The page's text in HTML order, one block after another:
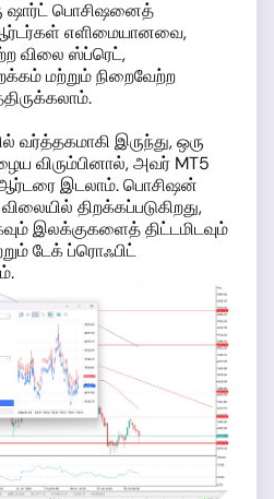
ஷார்ட் பொசிஷனைத்
ஆர்டர்கள் எளிமையானவை,
விலை ஸ்ப்ரெட்,
மற்றும் நிறைவேற்ற
வர்த்தகமாகி இருந்து, ஒரு
விரும்பினால், அவர் MT5
இடலாம். பொசிஷன்
திறக்கப்படுகிறது,
இலக்குகளைத் திட்டமிடவும்
டேக் ப்ரொஃபிட்